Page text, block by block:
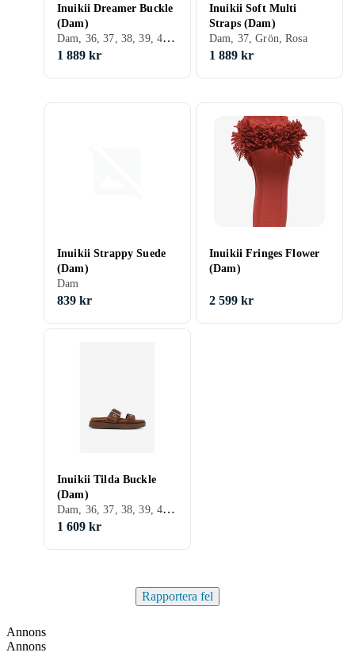
Inuikii Dreamer Buckle
(Dam)
Dam, 36, 37, 38, 39, 40, 41, Grå, Brun, Beige, Skinn/Läder
1 889 kr
Inuikii Soft Multi
Straps (Dam)
Dam, 37, Grön, Rosa
1 889 kr
Inuikii Strappy Suede
(Dam)
Dam
839 kr
Inuikii Fringes Flower
(Dam)
2 599 kr
Inuikii Tilda Buckle
(Dam)
Dam, 36, 37, 38, 39, 40, 41, Svart, Brun, Beige, Skinn/Läder
1 609 kr
Rapportera fel
Annons
Annons